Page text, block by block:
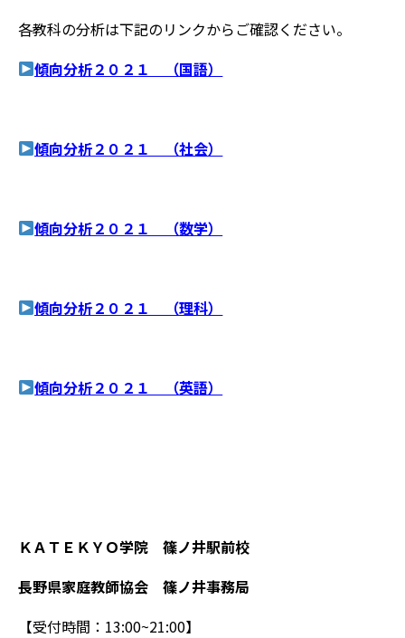
各教科の分析は下記のリンクからご確認ください。
傾向分析２０２１ （国語）
傾向分析２０２１ （社会）
傾向分析２０２１ （数学）
傾向分析２０２１ （理科）
傾向分析２０２１ （英語）
ＫＡＴＥＫＹＯ学院 篠ノ井駅前校
長野県家庭教師協会 篠ノ井事務局
【受付時間：13:00~21:00】